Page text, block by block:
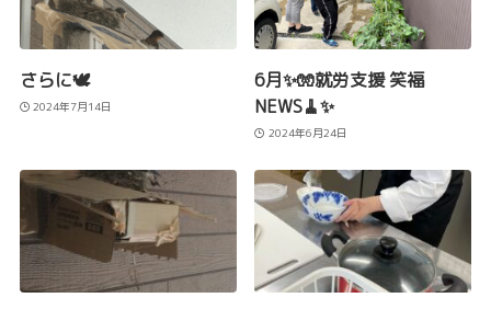
さらに🕊️
2024年7月14日
6月✨🧤就労支援 笑福
NEWS🧹✨
2024年6月24日